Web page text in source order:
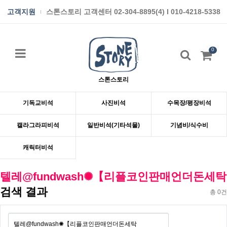
고객지원 스톤스토리 고객센터 02-304-8895(4) I 010-4218-5338
스톤스토리
0
기독교비석 사진비석 수목장/평장비석
캘라그라피비석 일반비석(기타석물) 기념비/식수비
캐릭터비석
텔레@fundwash✺【리플코인판매언더돈세탁
검색 결과
총 0건